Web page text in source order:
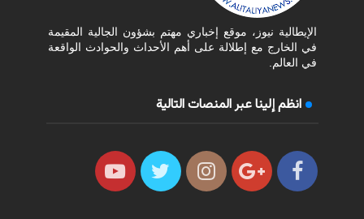
الإيطالية نيوز، موقع إخباري مهتم بشؤون الجالية المقيمة
في الخارج مع إطلالة على أهم الأحداث والحوادث الواقعة
في العالم.
انظم إلينا عبر المنصات التالية